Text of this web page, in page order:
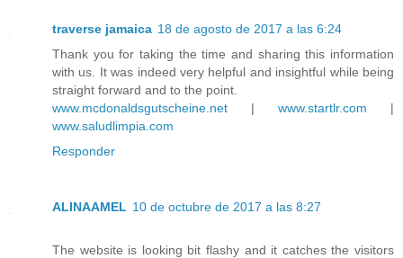
traverse jamaica 18 de agosto de 2017 a las 6:24
Thank you for taking the time and sharing this information
with us. It was indeed very helpful and insightful while being
straight forward and to the point.
www.mcdonaldsgutscheine.net | www.startlr.com |
www.saludlimpia.com
Responder
ALINAAMEL 10 de octubre de 2017 a las 8:27
The website is looking bit flashy and it catches the visitors